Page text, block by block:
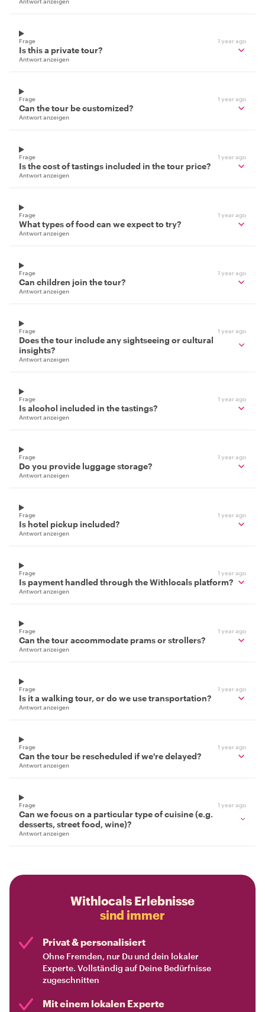
Frage 1 year ago
Is this a private tour?
Antwort anzeigen
Frage 1 year ago
Can the tour be customized?
Antwort anzeigen
Frage 1 year ago
Is the cost of tastings included in the tour price?
Antwort anzeigen
Frage 1 year ago
What types of food can we expect to try?
Antwort anzeigen
Frage 1 year ago
Can children join the tour?
Antwort anzeigen
Frage 1 year ago
Does the tour include any sightseeing or cultural
insights?
Antwort anzeigen
Frage 1 year ago
Is alcohol included in the tastings?
Antwort anzeigen
Frage 1 year ago
Do you provide luggage storage?
Antwort anzeigen
Frage 1 year ago
Is hotel pickup included?
Antwort anzeigen
Frage 1 year ago
Is payment handled through the Withlocals platform?
Antwort anzeigen
Frage 1 year ago
Can the tour accommodate prams or strollers?
Antwort anzeigen
Frage 1 year ago
Is it a walking tour, or do we use transportation?
Antwort anzeigen
Frage 1 year ago
Can the tour be rescheduled if we're delayed?
Antwort anzeigen
Frage 1 year ago
Can we focus on a particular type of cuisine (e.g.
desserts, street food, wine)?
Antwort anzeigen
Withlocals Erlebnisse
sind immer
Privat & personalisiert
Ohne Fremden, nur Du und dein lokaler
Experte. Vollständig auf Deine Bedürfnisse
zugeschnitten
Mit einem lokalen Experte